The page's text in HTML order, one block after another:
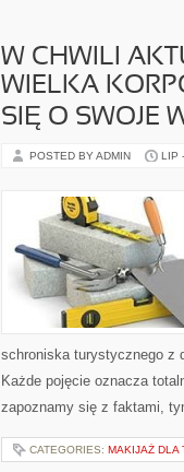
W CHWILI
WIELKA
SIĘ O SWOJE
POSTED BY ADMIN LIP
schroniska turystycznego z
Każde pojęcie oznacza
zapoznamy się z faktami,
CATEGORIES: MAKIJAŻ DLA